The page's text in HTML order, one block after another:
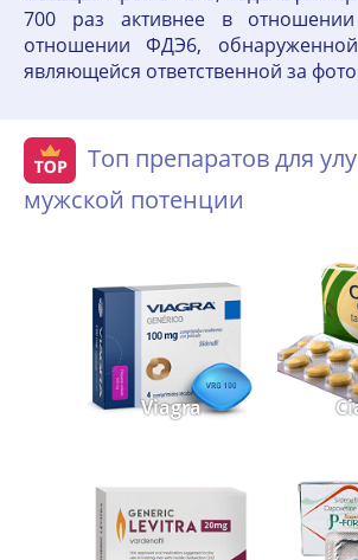
700 раз активнее в
отношении ФДЭ6,
являющейся ответственной за
Топ препаратов для
мужской потенции
Viagra